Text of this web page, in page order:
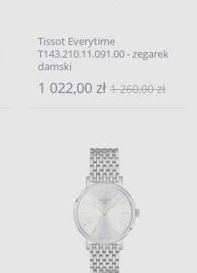
Tissot Everytime
T143.210.11.091.00 - zegarek
damski
1 022,00 zł 1 260,00 zł